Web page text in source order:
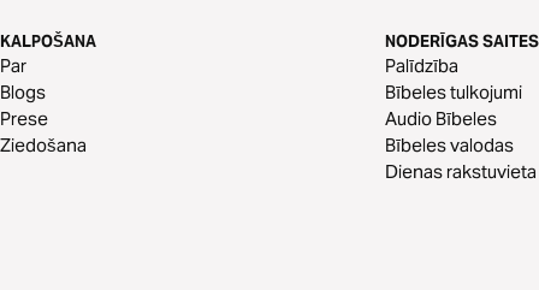
KALPOŠANA
Par
Blogs
Prese
Ziedošana
NODERĪGAS SAITES
Palīdzība
Bībeles tulkojumi
Audio Bībeles
Bībeles valodas
Dienas rakstuvieta